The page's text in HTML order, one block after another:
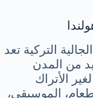
التركية تعد
من المدن
الأتراك
الموسيقى،